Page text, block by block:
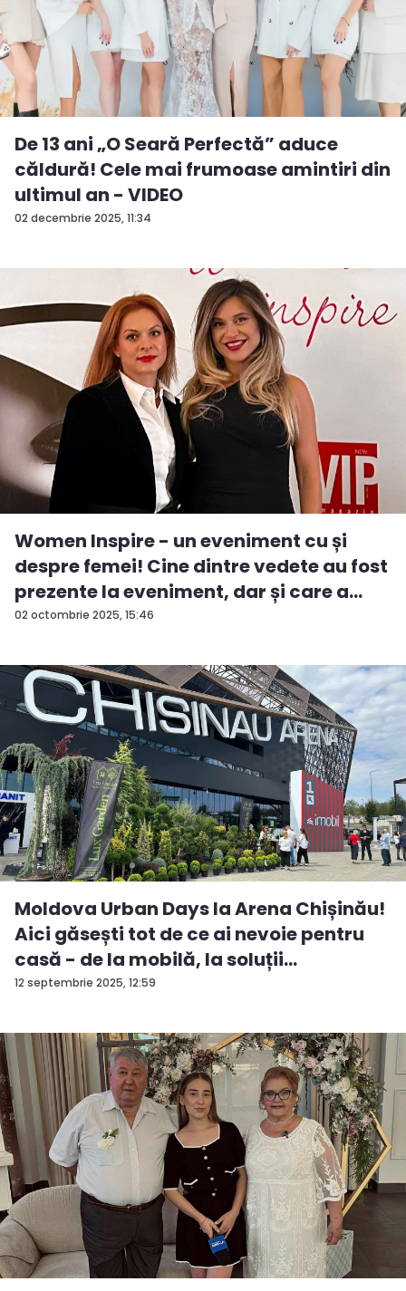
02 decembrie 2025, 11:34
De 13 ani „O Seară Perfectă” aduce
căldură! Cele mai frumoase amintiri din
ultimul an - VIDEO
02 octombrie 2025, 15:46
Women Inspire - un eveniment cu și
despre femei! Cine dintre vedete au fost
prezente la eveniment, dar și care a
fos...
12 septembrie 2025, 12:59
Moldova Urban Days la Arena Chișinău!
Aici găsești tot de ce ai nevoie pentru
casă - de la mobilă, la soluții
ingenioas...